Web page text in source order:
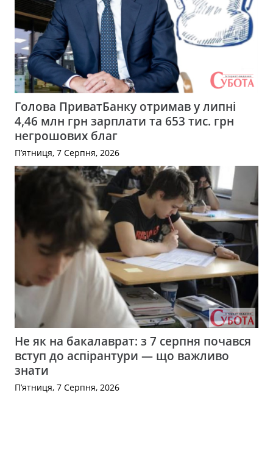
Голова ПриватБанку отримав у липні
4,46 млн грн зарплати та 653 тис. грн
негрошових благ
П’ятниця, 7 Серпня, 2026
Не як на бакалаврат: з 7 серпня почався
вступ до аспірантури — що важливо
знати
П’ятниця, 7 Серпня, 2026